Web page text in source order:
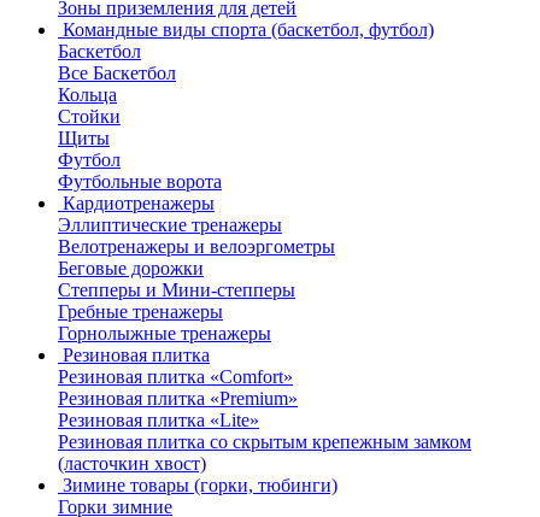
Зоны приземления для детей
Командные виды спорта (баскетбол, футбол)
Баскетбол
Все Баскетбол
Кольца
Стойки
Щиты
Футбол
Футбольные ворота
Кардиотренажеры
Эллиптические тренажеры
Велотренажеры и велоэргометры
Беговые дорожки
Степперы и Мини-степперы
Гребные тренажеры
Горнолыжные тренажеры
Резиновая плитка
Резиновая плитка «Comfort»
Резиновая плитка «Premium»
Резиновая плитка «Lite»
Резиновая плитка со скрытым крепежным замком
(ласточкин хвост)
Зимине товары (горки, тюбинги)
Горки зимние